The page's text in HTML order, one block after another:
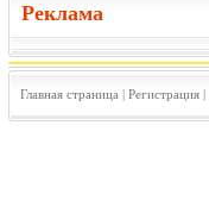
Реклама
Главная страница | Регистрация|